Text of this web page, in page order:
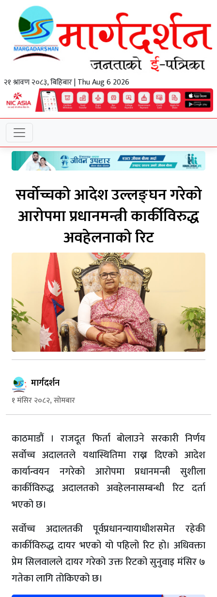
२१ श्रावण २०८३, बिहिबार | Thu Aug 6 2026
सर्वोच्चको आदेश उल्लङ्घन गरेको
आरोपमा प्रधानमन्त्री कार्कीविरुद्ध
अवहेलनाको रिट
मार्गदर्शन
१ मंसिर २०८२, सोमबार
काठमाडौं । राजदूत फिर्ता बोलाउने सरकारी निर्णय
सर्वोच्च अदालतले यथास्थितिमा राख्न दिएको आदेश
कार्यान्वयन नगरेको आरोपमा प्रधानमन्त्री सुशीला
कार्कीविरुद्ध अदालतको अवहेलनासम्बन्धी रिट दर्ता
भएको छ।
सर्वोच्च अदालतकी पूर्वप्रधानन्यायाधीशसमेत रहेकी
कार्कीविरुद्ध दायर भएको यो पहिलो रिट हो। अधिवक्ता
प्रेम सिलवालले दायर गरेको उक्त रिटको सुनुवाइ मंसिर ७
गतेका लागि तोकिएको छ।